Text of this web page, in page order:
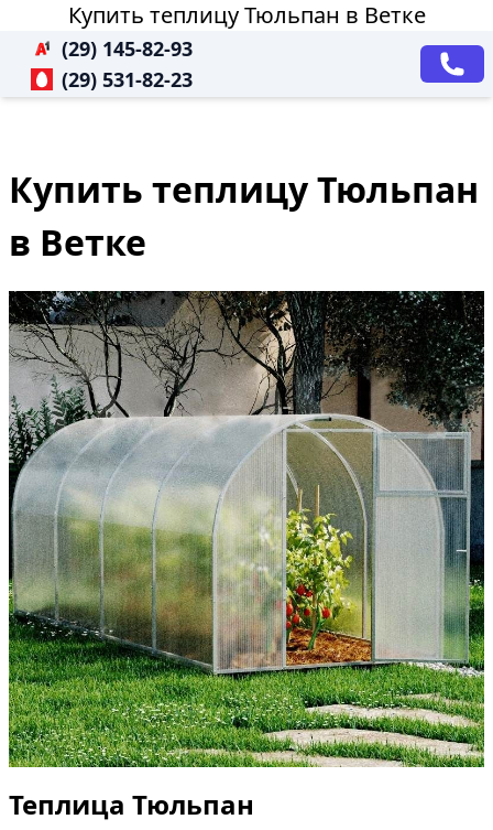
Купить теплицу Тюльпан в Ветке
(29) 145-82-93
(29) 531-82-23
Купить теплицу Тюльпан
в Ветке
Теплица Тюльпан